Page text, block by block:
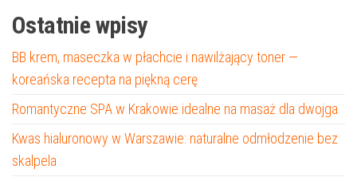
Ostatnie wpisy
BB krem, maseczka w płachcie i nawilżający toner —
koreańska recepta na piękną cerę
Romantyczne SPA w Krakowie idealne na masaż dla dwojga
Kwas hialuronowy w Warszawie: naturalne odmłodzenie bez
skalpela